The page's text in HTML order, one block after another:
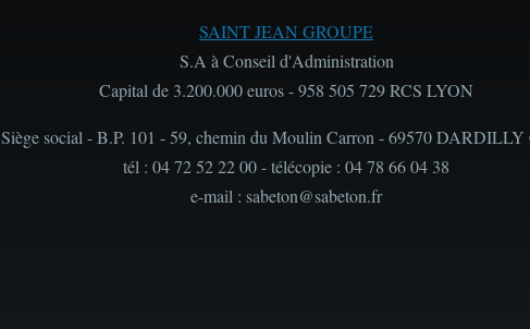
SAINT JEAN GROUPE
S.A à Conseil d'Administration
Capital de 3.200.000 euros - 958 505 729 RCS LYON
Siège social - B.P. 101 - 59, chemin du Moulin Carron - 69570 DARDILLY
tél : 04 72 52 22 00 - télécopie : 04 78 66 04 38
e-mail : sabeton@sabeton.fr